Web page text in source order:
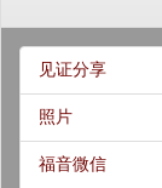
见证分享
照片
福音微信